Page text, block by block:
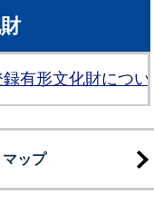
録有形文化財につい
ップ